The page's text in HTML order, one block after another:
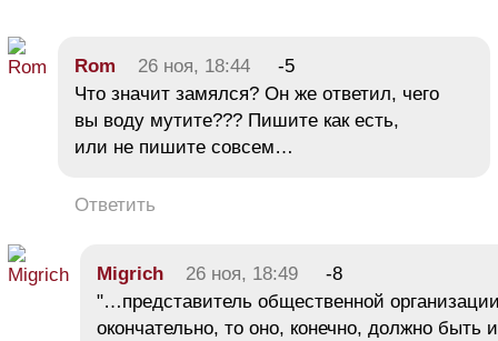
Rom 26 ноя, 18:44
-5
Что значит замялся? Он же ответил, чего
вы воду мутите??? Пишите как есть,
или не пишите совсем…
Ответить
Migrich 26 ноя, 18:49
-8
"…представитель общественной
окончательно, то оно, конечно, должно быть